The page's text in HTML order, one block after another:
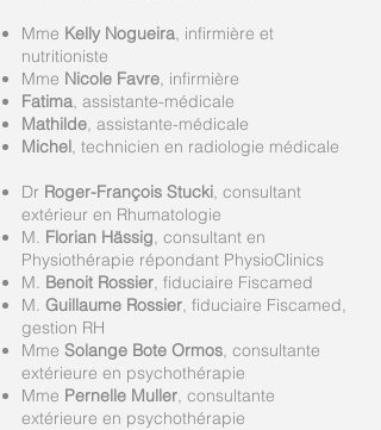
Mme Kelly Nogueira, infirmière et
nutritioniste
Mme Nicole Favre, infirmière
Fatima, assistante-médicale
Mathilde, assistante-médicale
Michel, technicien en radiologie médicale
Dr Roger-François Stucki, consultant
extérieur en Rhumatologie
M. Florian Hässig, consultant en
Physiothérapie répondant PhysioClinics
M. Benoit Rossier, fiduciaire Fiscamed
M. Guillaume Rossier, fiduciaire Fiscamed,
gestion RH
Mme Solange Bote Ormos, consultante
extérieure en psychothérapie
Mme Pernelle Muller, consultante
extérieure en psychothérapie